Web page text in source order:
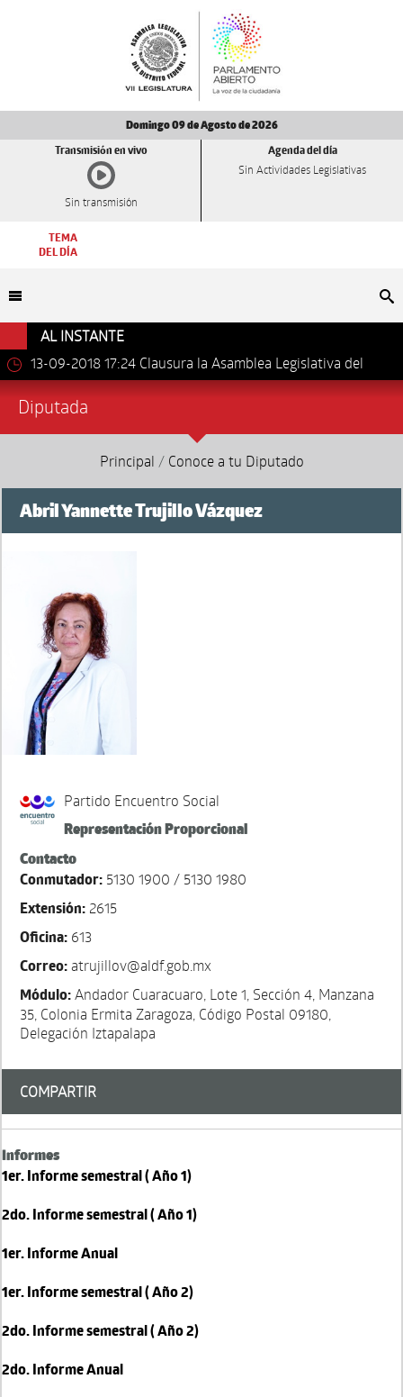
Domingo 09 de Agosto de 2026
Transmisión en vivo
Sin transmisión
Agenda del día
Sin Actividades Legislativas
TEMA
DEL DÍA
AL INSTANTE
13-09-2018 17:24 Clausura la Asamblea Legislativa del
Distrito Federal los trabajos de la VII Legislatura.
Diputada
Principal / Conoce a tu Diputado
Abril Yannette Trujillo Vázquez
Partido Encuentro Social
Representación Proporcional
Contacto
Conmutador: 5130 1900 / 5130 1980
Extensión: 2615
Oficina: 613
Correo:atrujillov@aldf.gob.mx
Módulo:Andador Cuaracuaro, Lote 1, Sección 4, Manzana
35, Colonia Ermita Zaragoza, Código Postal 09180,
Delegación Iztapalapa
COMPARTIR
Informes
1er. Informe semestral ( Año 1)
2do. Informe semestral ( Año 1)
1er. Informe Anual
1er. Informe semestral ( Año 2)
2do. Informe semestral ( Año 2)
2do. Informe Anual